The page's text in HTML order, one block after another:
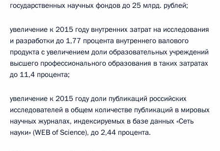
государственных научных фондов до 25 млрд. рублей;
увеличение к 2015 году внутренних затрат на исследования
и разработки до 1,77 процента внутреннего валового
продукта с увеличением доли образовательных учреждений
высшего профессионального образования в таких затратах
до 11,4 процента;
увеличение к 2015 году доли публикаций российских
исследователей в общем количестве публикаций в мировых
научных журналах, индексируемых в базе данных «Сеть
науки» (WEB of Science), до 2,44 процента.